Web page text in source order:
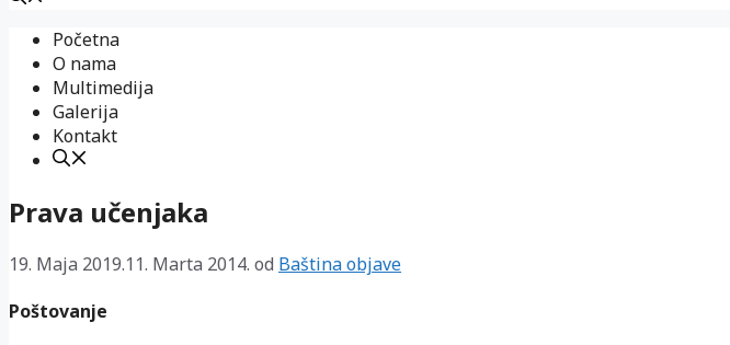
sadržaj
Početna
O nama
Multimedija
Galerija
Kontakt
Prava učenjaka
19. Maja 2019.11. Marta 2014. od Baština objave
Poštovanje